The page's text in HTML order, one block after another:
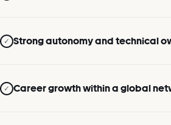
✓ Strong autonomy and technical
✓ Career growth within a global